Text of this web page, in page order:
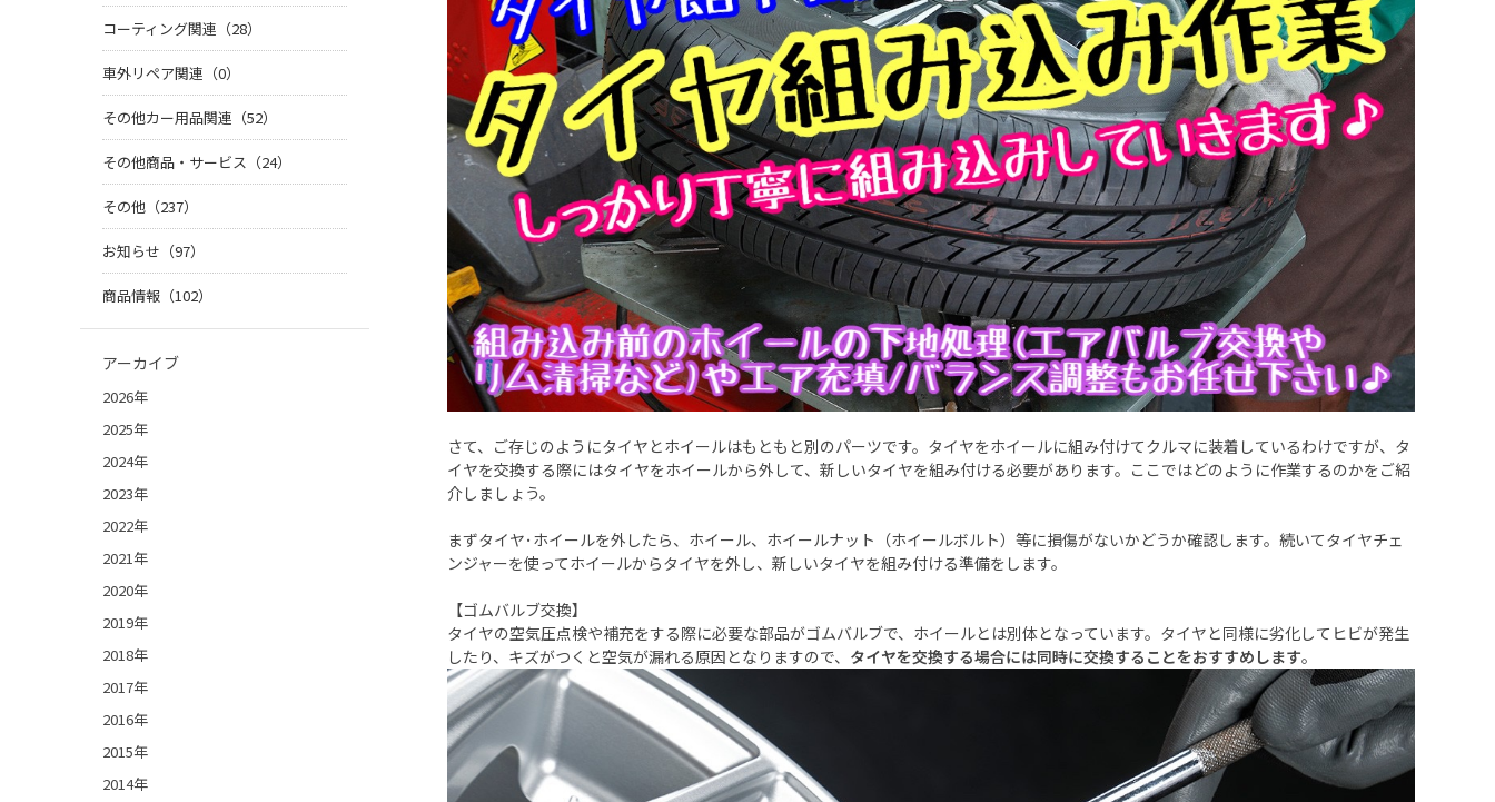
さて、ご存じのようにタイヤとホイールはもともと別のパーツです。タイヤをホイールに組み付けてクルマに装着しているわけですが、タ
イヤを交換する際にはタイヤをホイールから外して、新しいタイヤを組み付ける必要があります。ここではどのように作業するのかをご紹
介しましょう。
まずタイヤ･ホイールを外したら、ホイール、ホイールナット（ホイールボルト）等に損傷がないかどうか確認します。続いてタイヤチェ
ンジャーを使ってホイールからタイヤを外し、新しいタイヤを組み付ける準備をします。
【ゴムバルブ交換】
タイヤの空気圧点検や補充をする際に必要な部品がゴムバルブで、ホイールとは別体となっています。タイヤと同様に劣化してヒビが発生
したり、キズがつくと空気が漏れる原因となりますので、 タイヤを交換する場合には同時に交換することをおすすめします。
コーティング関連（28）
車外リペア関連（0）
その他カー用品関連（52）
その他商品・サービス（24）
その他（237）
お知らせ（97）
商品情報（102）
アーカイブ
2026年
2025年
2024年
2023年
2022年
2021年
2020年
2019年
2018年
2017年
2016年
2015年
2014年